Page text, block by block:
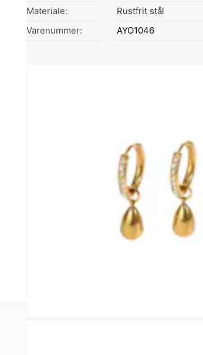
Materiale:
Rustfrit stål
Varenummer:
AYO1046